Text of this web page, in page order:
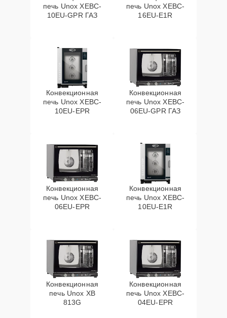
печь Unox XEBC-
10EU-GPR ГАЗ
печь Unox XEBC-
16EU-E1R
Конвекционная
печь Unox XEBC-
10EU-EPR
Конвекционная
печь Unox XEBC-
06EU-GPR ГАЗ
Конвекционная
печь Unox XEBC-
06EU-EPR
Конвекционная
печь Unox XEBC-
10EU-E1R
Конвекционная
печь Unox XB
813G
Конвекционная
печь Unox XEBC-
04EU-EPR